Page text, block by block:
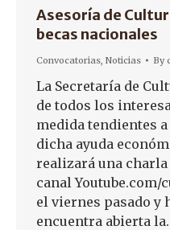
Asesoría de
becas nacionales
Convocatorias, Noticias By
La Secretaría de
de todos los
medida tendientes
dicha ayuda
realizará una charla
canal
el viernes pasado y
encuentra abierta